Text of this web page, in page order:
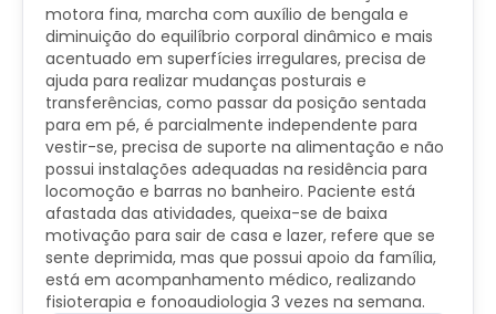
motora fina, marcha com auxílio de bengala e
diminuição do equilíbrio corporal dinâmico e mais
acentuado em superfícies irregulares, precisa de
ajuda para realizar mudanças posturais e
transferências, como passar da posição sentada
para em pé, é parcialmente independente para
vestir-se, precisa de suporte na alimentação e não
possui instalações adequadas na residência para
locomoção e barras no banheiro. Paciente está
afastada das atividades, queixa-se de baixa
motivação para sair de casa e lazer, refere que se
sente deprimida, mas que possui apoio da família,
está em acompanhamento médico, realizando
fisioterapia e fonoaudiologia 3 vezes na semana.